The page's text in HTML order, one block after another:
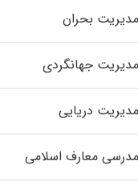
بحران
جهانگردی
دریایی
معارف اسلامی